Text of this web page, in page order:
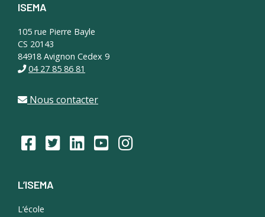
Footer
ISEMA
105 rue Pierre Bayle
CS 20143
84918 Avignon Cedex 9
04 27 85 86 81
Nous contacter
L’ISEMA
L’école